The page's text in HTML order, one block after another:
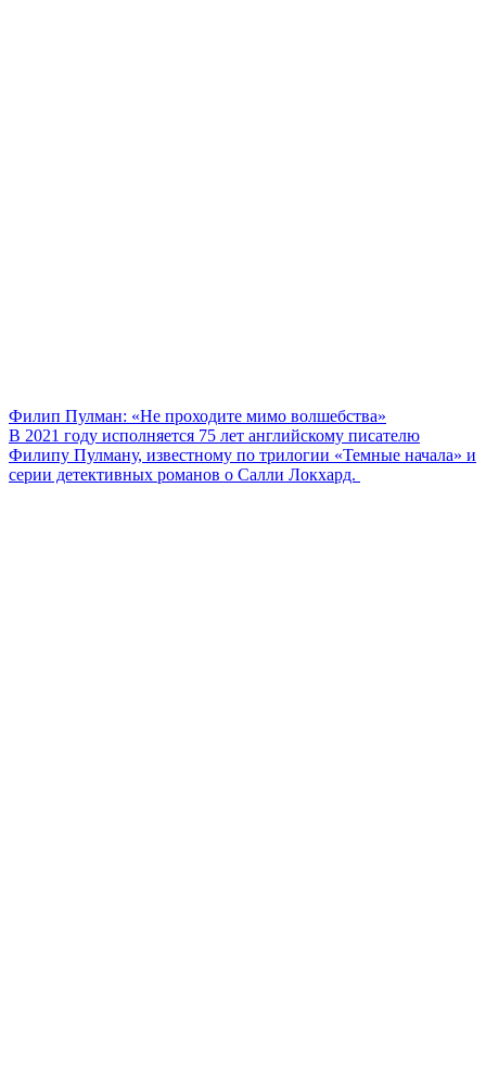
Филип Пулман: «Не проходите мимо волшебства»
В 2021 году исполняется 75 лет английскому писателю
Филипу Пулману, известному по трилогии «Темные начала» и
серии детективных романов о Салли Локхард.